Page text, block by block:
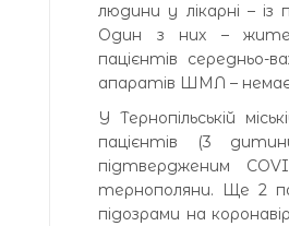
людини у лікарні – із
Один з них –
пацієнтів середньо-
апаратів ШМЛ –
У Тернопільській
пацієнтів (3
підтвердженим
тернополяни. Ще 2
підозрами на